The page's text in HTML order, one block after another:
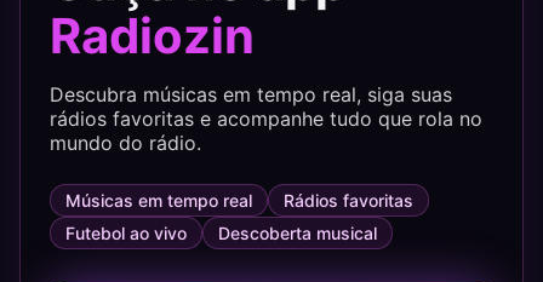
Radiozin
Descubra músicas em tempo real, siga suas
rádios favoritas e acompanhe tudo que rola no
mundo do rádio.
Músicas em tempo real
Rádios favoritas
Futebol ao vivo
Descoberta musical